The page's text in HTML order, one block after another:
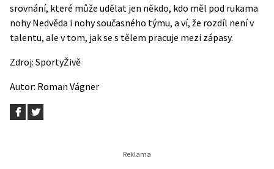
srovnání, které může udělat jen někdo, kdo měl pod rukama
nohy Nedvěda i nohy současného týmu, a ví, že rozdíl není v
talentu, ale v tom, jak se s tělem pracuje mezi zápasy.
Zdroj: SportyŽivě
Autor: Roman Vágner